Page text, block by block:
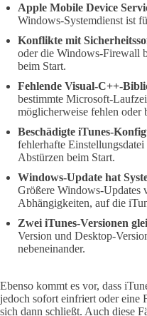
Apple Mobile Device
Windows-Systemdienst ist
Konflikte mit
oder die Windows-Firewall
beim Start.
Fehlende Visual-C++-
bestimmte Microsoft-
möglicherweise fehlen oder
Beschädigte iTunes-
fehlerhafte
Abstürzen beim Start.
Windows-Update hat
Größere Windows-Updates
Abhängigkeiten, auf die
Zwei iTunes-Versionen
Version und Desktop-
nebeneinander.
Ebenso kommt es vor, dass
jedoch sofort einfriert oder eine
sich dann schließt. Auch diese